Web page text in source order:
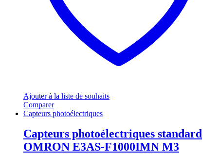
Ajouter à la liste de souhaits
Comparer
Capteurs photoélectriques
Capteurs photoélectriques standard
OMRON E3AS-F1000IMN M3